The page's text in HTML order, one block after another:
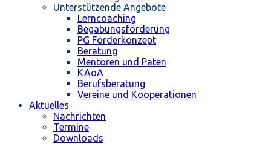
Unterstützende Angebote
Lerncoaching
Begabungsförderung
PG Förderkonzept
Beratung
Mentoren und Paten
KAoA
Berufsberatung
Vereine und Kooperationen
Aktuelles
Nachrichten
Termine
Downloads